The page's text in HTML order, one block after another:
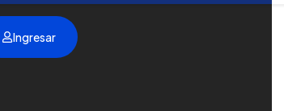
Ingresar